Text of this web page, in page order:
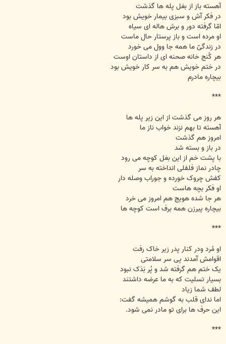
آهسته باز از بغل پله ها گذشت
در فکر آش و سبزی بیمار خویش بود
امّا گرفته دور و برش هاله ای سیاه
او مرده است و باز پرستار حال ماست
در زندگیّ ما همه جا وول می خورد
هر کُنج خانه صحنه ای از داستان اوست
در ختم خویش هم به سر کار خویش بود
بیچاره مادرم
***
هر روز می گذشت از این زیر پله ها
آهسته تا بهم نزند خواب ناز ما
امروز هم گذشت
در باز و بسته شد
با پشت خم از این بغل کوچه می رود
چادر نماز فلفلی انداخته به سر
کفش چروک خورده و جوراب وصله دار
او فکر بچه هاست
هر جا شده هویج هم امروز می خرد
بیچاره پیرزن همه برف است کوچه ها
***
او مُرد ودر کنار پدر زیر خاک رفت
اقوامش آمدند پی سر سلامتی
یک ختم هم گرفته شد و پُر بَدَک نبود
بسیار تسلیت که به ما عرضه داشتند
لطف شما زیاد
اما ندای قلب به گوشم همیشه گفت:
این حرف ها برای تو مادر نمی شود.
***